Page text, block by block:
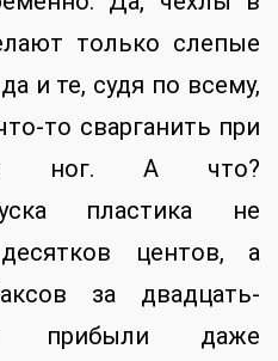
только слепые
и те, судя по всему,
то сварганить при
ног. А что?
пластика не
центов, а
за двадцать-
прибыли даже